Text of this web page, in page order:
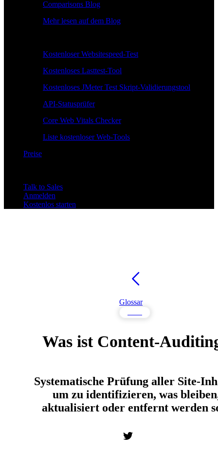
Comparisons Blog
Mehr lesen auf dem Blog
Kostenloser Websitespeed-Test
Kostenloses Lasttest-Tool
Kostenloses JMeter Test Skript-Validierungstool
API-Statusprüfer
Core Web Vitals Checker
Liste kostenloser Web-Tools
Preise
Talk to Sales
Anmelden
Kostenlos starten
Glossar
Was ist Content-
Systematische Prüfung aller Site-
um zu identifizieren, was
aktualisiert oder entfernt werden